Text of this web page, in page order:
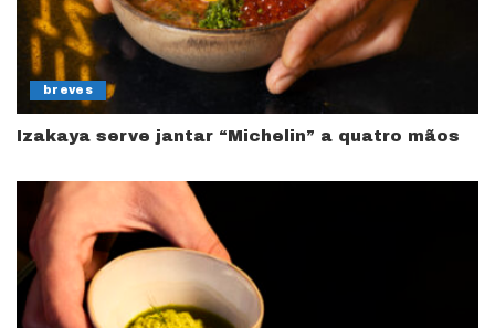
breves
Izakaya serve jantar “Michelin” a quatro mãos